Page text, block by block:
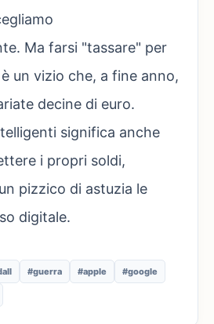
Ma farsi "tassare" per
un vizio che, a fine anno,
decine di euro.
significa anche
i propri soldi,
pizzico di astuzia le
digitale.
#guerra #apple #google